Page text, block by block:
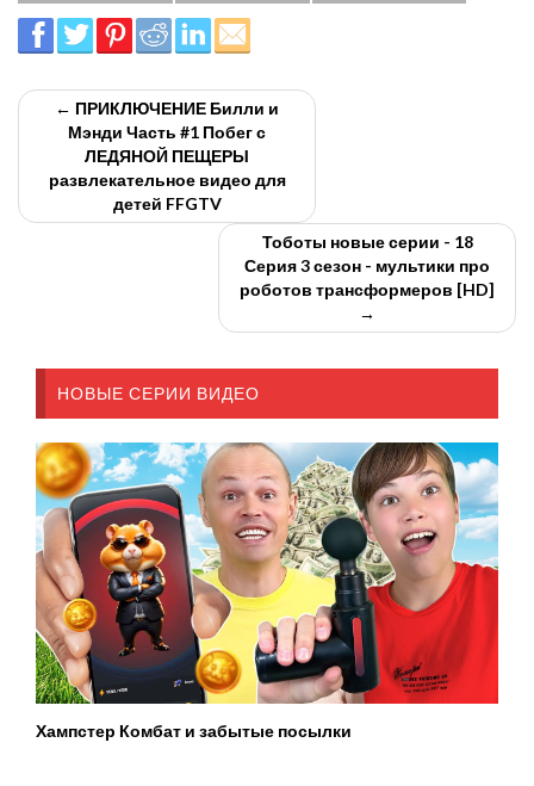
← ПРИКЛЮЧЕНИЕ Билли и
Мэнди Часть #1 Побег с
ЛЕДЯНОЙ ПЕЩЕРЫ
развлекательное видео для
детей FFGTV
Тоботы новые серии - 18
Серия 3 сезон - мультики про
роботов трансформеров [HD]
→
НОВЫЕ СЕРИИ ВИДЕО
Хампстер Комбат и забытые посылки